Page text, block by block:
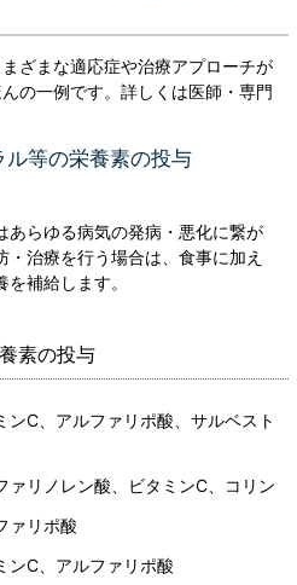
ざまな適応症や治療アプローチが
の一例です。詳しくは医師・専門
等の栄養素の投与
あらゆる病気の発病・悪化に繋が
・治療を行う場合は、食事に加え
補給します。
素の投与
ンC、アルファリポ酸、サルベスト
ァリノレン酸、ビタミンC、コリン
ァリポ酸
ンC、アルファリポ酸